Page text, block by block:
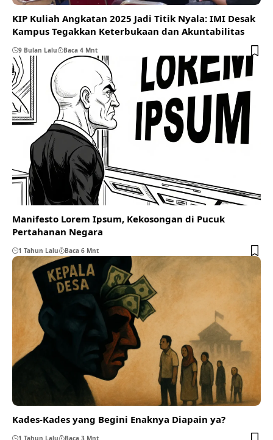
KIP Kuliah Angkatan 2025 Jadi Titik Nyala: IMI Desak
Kampus Tegakkan Keterbukaan dan Akuntabilitas
9 Bulan Lalu Baca 4 Mnt
Manifesto Lorem Ipsum, Kekosongan di Pucuk
Pertahanan Negara
1 Tahun Lalu Baca 6 Mnt
Kades-Kades yang Begini Enaknya Diapain ya?
1 Tahun Lalu Baca 3 Mnt